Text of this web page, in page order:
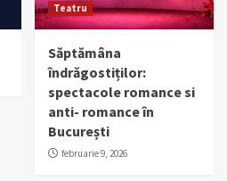
Teatru
Săptămâna
îndrăgostiților:
spectacole romance si
anti- romance în
București
februarie 9, 2026